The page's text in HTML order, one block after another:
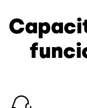
Imagen